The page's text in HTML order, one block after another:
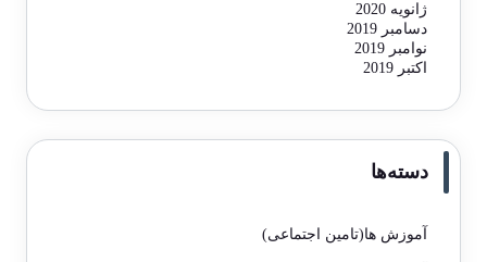
ژانویه 2020
دسامبر 2019
نوامبر 2019
اکتبر 2019
دسته‌ها
آموزش ها(تامین اجتماعی)